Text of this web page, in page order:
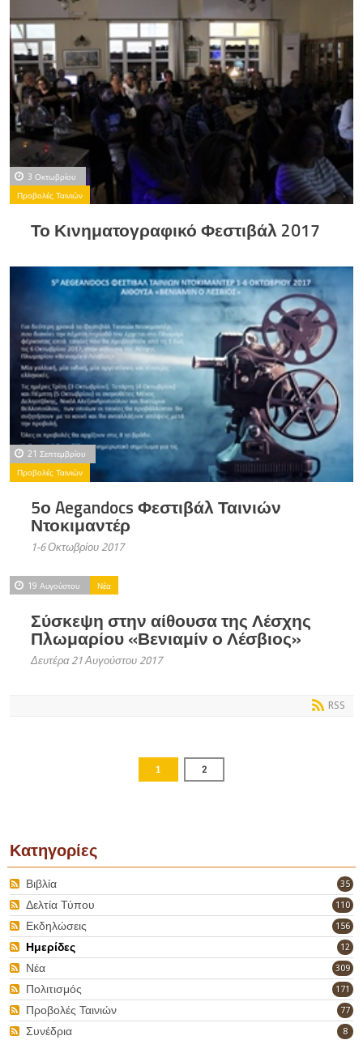
3 Οκτωβρίου
Προβολές Ταινιών
Το Κινηματογραφικό Φεστιβάλ 2017
21 Σεπτεμβρίου
Προβολές Ταινιών
5ο Aegandocs Φεστιβάλ Ταινιών
Ντοκιμαντέρ
1-6 Οκτωβρίου 2017
19 Αυγούστου Νέα
Σύσκεψη στην αίθουσα της Λέσχης
Πλωμαρίου «Βενιαμίν ο Λέσβιος»
Δευτέρα 21 Αυγούστου 2017
RSS
1 2
Κατηγορίες
35
Βιβλία
110
Δελτία Τύπου
156
Εκδηλώσεις
12
Ημερίδες
309
Νέα
171
Πολιτισμός
77
Προβολές Ταινιών
8
Συνέδρια